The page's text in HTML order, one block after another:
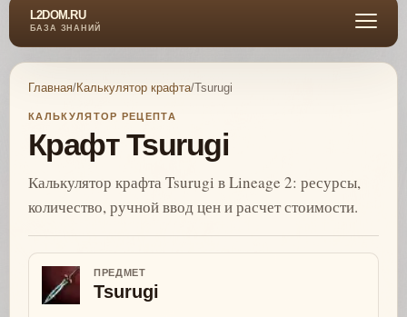
L2DOM.RU
БАЗА ЗНАНИЙ
Главная/Калькулятор крафта/Tsurugi
КАЛЬКУЛЯТОР РЕЦЕПТА
Крафт Tsurugi
Калькулятор крафта Tsurugi в Lineage 2: ресурсы,
количество, ручной ввод цен и расчет стоимости.
ПРЕДМЕТ
Tsurugi